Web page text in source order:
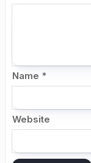
Name *
Website